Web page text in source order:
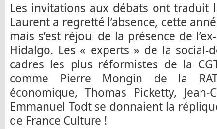
Les invitations aux débats ont traduit
Laurent a regretté l’absence, cette
mais s’est réjoui de la présence de
Hidalgo. Les « experts » de la social-
cadres les plus réformistes de la
comme Pierre Mongin de la
économique, Thomas Picketty,
Emmanuel Todt se donnaient la
de France Culture !